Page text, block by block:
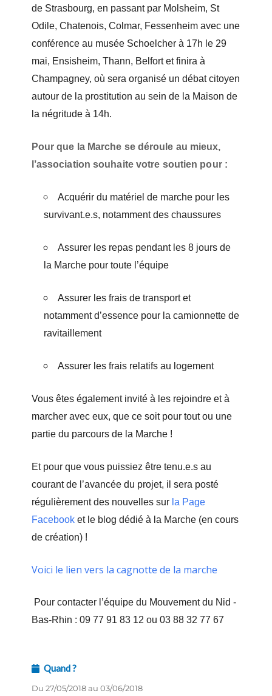
de Strasbourg, en passant par Molsheim, St
Odile, Chatenois, Colmar, Fessenheim avec une
conférence au musée Schoelcher à 17h le 29
mai, Ensisheim, Thann, Belfort et finira à
Champagney, où sera organisé un débat citoyen
autour de la prostitution au sein de la Maison de
la négritude à 14h.
Pour que la Marche se déroule au mieux,
l’association souhaite votre soutien pour :
Acquérir du matériel de marche pour les
survivant.e.s, notamment des chaussures
Assurer les repas pendant les 8 jours de
la Marche pour toute l’équipe
Assurer les frais de transport et
notamment d’essence pour la camionnette de
ravitaillement
Assurer les frais relatifs au logement
Vous êtes également invité à les rejoindre et à
marcher avec eux, que ce soit pour tout ou une
partie du parcours de la Marche !
Et pour que vous puissiez être tenu.e.s au
courant de l’avancée du projet, il sera posté
régulièrement des nouvelles sur la Page
Facebooket le blog dédié à la Marche (en cours
de création) !
Voici le lien vers la cagnotte de la marche
Pour contacter l’équipe du Mouvement du Nid -
Bas-Rhin : 09 77 91 83 12 ou 03 88 32 77 67
Quand ?
Du 27/05/2018 au 03/06/2018